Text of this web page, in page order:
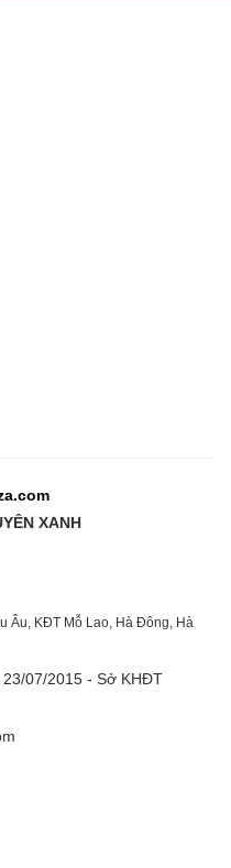
XANH
Âu, KĐT Mỗ Lao, Hà Đông, Hà
07/2015 - Sở KHĐT